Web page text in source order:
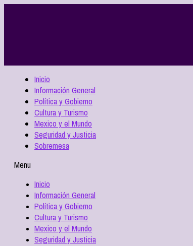
Inicio
Información General
Política y Gobierno
Cultura y Turismo
Mexico y el Mundo
Seguridad y Justicia
Sobremesa
Menu
Inicio
Información General
Política y Gobierno
Cultura y Turismo
Mexico y el Mundo
Seguridad y Justicia